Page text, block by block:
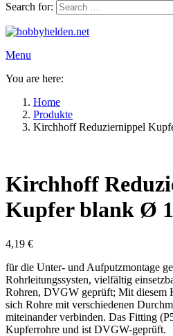
Search for:
Menu
You are here:
Home
Produkte
Kirchhoff Reduziernippel
Kirchhoff
Kupfer blank Ø
4,19 €
für die Unter- und Aufputzmontage
Rohrleitungssysten, vielfältig
Rohren, DVGW geprüft; Mit diesem
sich Rohre mit verschiedenen
miteinander verbinden. Das Fitting
Kupferrohre und ist DVGW-geprüft.